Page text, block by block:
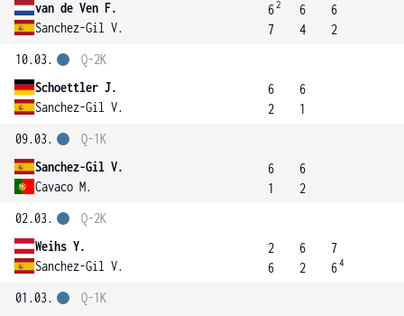
van de Ven F.
Sanchez-Gil V.
62
7
6
4
6
2
10.03.
Schoettler J.
Sanchez-Gil V.
Q-2K
6
2
6
1
09.03.
Sanchez-Gil V.
Cavaco M.
Q-1K
6
1
6
2
02.03.
Weihs Y.
Sanchez-Gil V.
Q-2K
2
6
6
2
7
64
01.03.
Q-1K